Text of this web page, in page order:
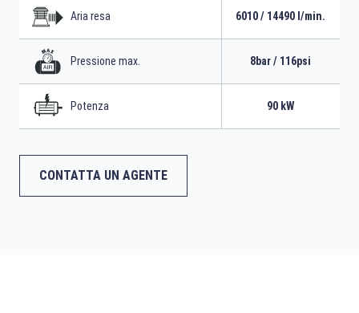
Aria resa 6010 / 14490 l/min.
Pressione max. 8bar / 116psi
Potenza 90 kW
CONTATTA UN AGENTE